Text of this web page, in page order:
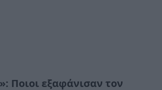
Ποιοι εξαφάνισαν τον